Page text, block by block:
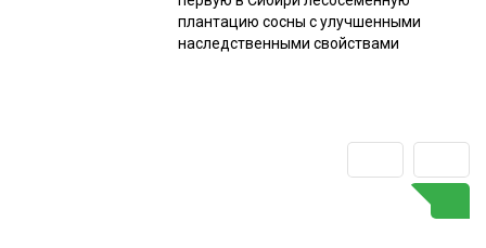
плантацию сосны с улучшенными
наследственными свойствами